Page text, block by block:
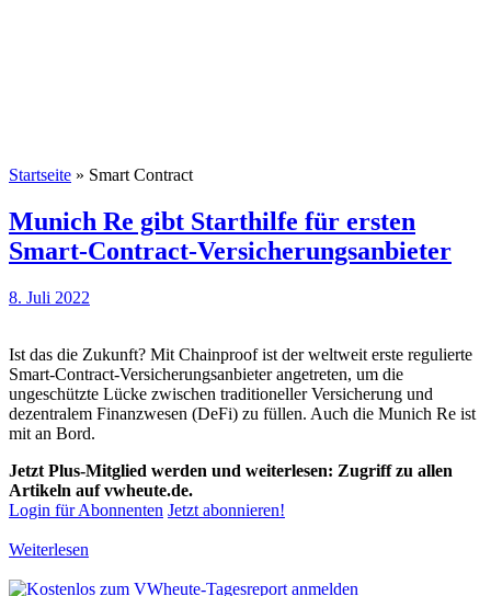
Startseite » Smart Contract
Munich Re gibt Starthilfe für ersten
Smart-Contract-Versicherungsanbieter
8. Juli 2022
Ist das die Zukunft? Mit Chainproof ist der weltweit erste regulierte
Smart-Contract-Versicherungsanbieter angetreten, um die
ungeschützte Lücke zwischen traditioneller Versicherung und
dezentralem Finanzwesen (DeFi) zu füllen. Auch die Munich Re ist
mit an Bord.
Jetzt Plus-Mitglied werden und weiterlesen: Zugriff zu allen
Artikeln auf vwheute.de.
Login für Abonnenten Jetzt abonnieren!
Weiterlesen